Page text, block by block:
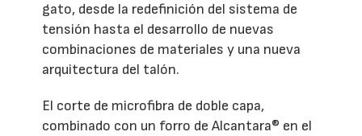
gato, desde la redefinición del sistema de
tensión hasta el desarrollo de nuevas
combinaciones de materiales y una nueva
arquitectura del talón.
El corte de microfibra de doble capa,
combinado con un forro de Alcantara® en el